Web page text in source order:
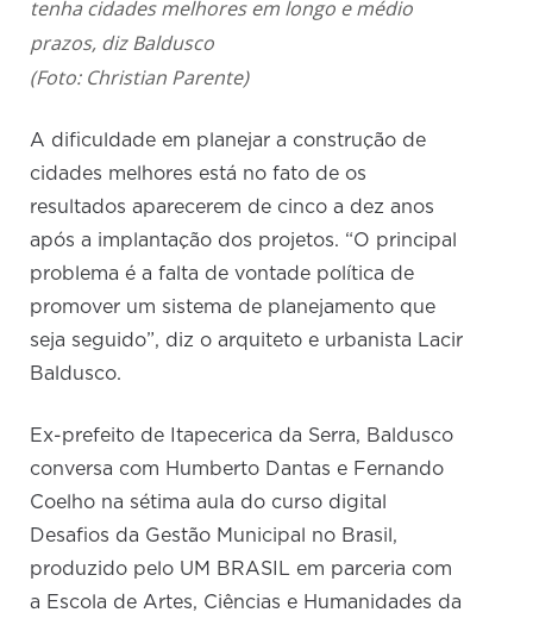
tenha cidades melhores em longo e médio
prazos, diz Baldusco
(Foto: Christian Parente)
A dificuldade em planejar a construção de
cidades melhores está no fato de os
resultados aparecerem de cinco a dez anos
após a implantação dos projetos. “O principal
problema é a falta de vontade política de
promover um sistema de planejamento que
seja seguido”, diz o arquiteto e urbanista Lacir
Baldusco.
Ex-prefeito de Itapecerica da Serra, Baldusco
conversa com Humberto Dantas e Fernando
Coelho na sétima aula do curso digital
Desafios da Gestão Municipal no Brasil,
produzido pelo UM BRASIL em parceria com
a Escola de Artes, Ciências e Humanidades da